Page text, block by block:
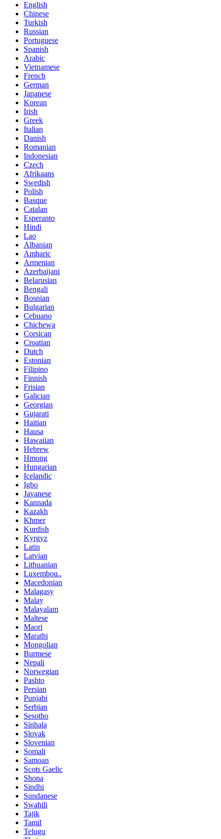
English
Chinese
Turkish
Russian
Portuguese
Spanish
Arabic
Vietnamese
French
German
Japanese
Korean
Irish
Greek
Italian
Danish
Romanian
Indonesian
Czech
Afrikaans
Swedish
Polish
Basque
Catalan
Esperanto
Hindi
Lao
Albanian
Amharic
Armenian
Azerbaijani
Belarusian
Bengali
Bosnian
Bulgarian
Cebuano
Chichewa
Corsican
Croatian
Dutch
Estonian
Filipino
Finnish
Frisian
Galician
Georgian
Gujarati
Haitian
Hausa
Hawaiian
Hebrew
Hmong
Hungarian
Icelandic
Igbo
Javanese
Kannada
Kazakh
Khmer
Kurdish
Kyrgyz
Latin
Latvian
Lithuanian
Luxembou..
Macedonian
Malagasy
Malay
Malayalam
Maltese
Maori
Marathi
Mongolian
Burmese
Nepali
Norwegian
Pashto
Persian
Punjabi
Serbian
Sesotho
Sinhala
Slovak
Slovenian
Somali
Samoan
Scots Gaelic
Shona
Sindhi
Sundanese
Swahili
Tajik
Tamil
Telugu